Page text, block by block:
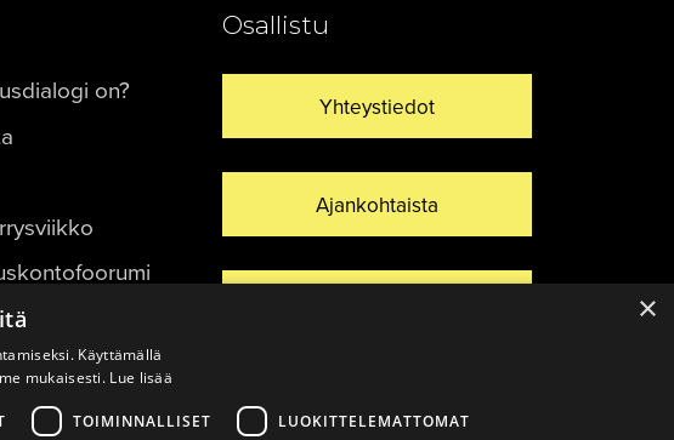
on?
Osallistu
Yhteystiedot
Ajankohtaista
×
Käyttämällä
mukaisesti. Lue lisää
TOIMINNALLISET LUOKITTELEMATTOMAT